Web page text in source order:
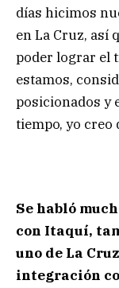
días hicimos
en La Cruz, así
poder lograr el
estamos,
posicionados y
tiempo, yo creo
Se habló
con Itaquí,
uno de La
integración